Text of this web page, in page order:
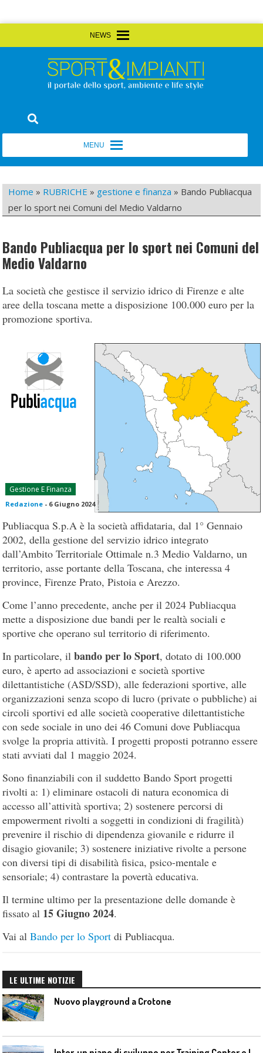
to
Sport&Impianti
Home » RUBRICHE » gestione e finanza » Bando Publiacqua
per lo sport nei Comuni del Medio Valdarno
Bando Publiacqua per lo sport nei Comuni del
Medio Valdarno
La società che gestisce il servizio idrico di Firenze e alte
aree della toscana mette a disposizione 100.000 euro per la
promozione sportiva.
Gestione E Finanza
Redazione - 6 Giugno 2024
Publiacqua S.p.A è la società affidataria, dal 1° Gennaio
2002, della gestione del servizio idrico integrato
dall’Ambito Territoriale Ottimale n.3 Medio Valdarno, un
territorio, asse portante della Toscana, che interessa 4
province, Firenze Prato, Pistoia e Arezzo.
Come l’anno precedente, anche per il 2024 Publiacqua
mette a disposizione due bandi per le realtà sociali e
sportive che operano sul territorio di riferimento.
In particolare, ilbando per lo Sport, dotato di 100.000
euro, è aperto ad associazioni e società sportive
dilettantistiche (ASD/SSD), alle federazioni sportive, alle
organizzazioni senza scopo di lucro (private o pubbliche) ai
circoli sportivi ed alle società cooperative dilettantistiche
con sede sociale in uno dei 46 Comuni dove Publiacqua
svolge la propria attività. I progetti proposti potranno essere
stati avviati dal 1 maggio 2024.
Sono finanziabili con il suddetto Bando Sport progetti
rivolti a: 1) eliminare ostacoli di natura economica di
accesso all’attività sportiva; 2) sostenere percorsi di
empowerment rivolti a soggetti in condizioni di fragilità)
prevenire il rischio di dipendenza giovanile e ridurre il
disagio giovanile; 3) sostenere iniziative rivolte a persone
con diversi tipi di disabilità fisica, psico-mentale e
sensoriale; 4) contrastare la povertà educativa.
Il termine ultimo per la presentazione delle domande è
fissato al 15 Giugno 2024.
Vai alBando per lo Sportdi Publiacqua.
LE ULTIME NOTIZIE
Nuovo playground a Crotone